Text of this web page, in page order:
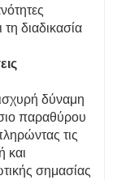
διαδικασία
δύναμη
παραθύρου
τις
και
σημασίας